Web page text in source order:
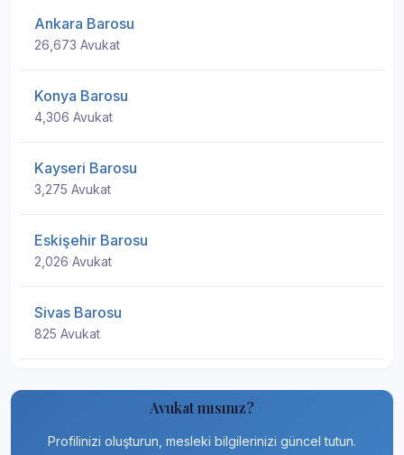
Ankara Barosu
26,673 Avukat
Konya Barosu
4,306 Avukat
Kayseri Barosu
3,275 Avukat
Eskişehir Barosu
2,026 Avukat
Sivas Barosu
825 Avukat
Avukat mısınız?
Profilinizi oluşturun, mesleki bilgilerinizi güncel tutun.